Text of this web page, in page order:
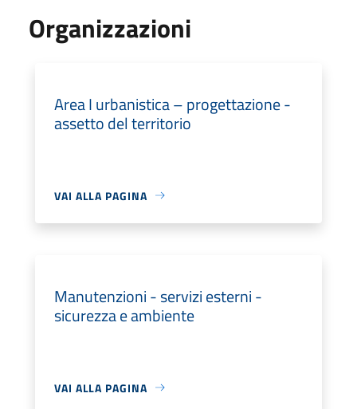
Organizzazioni
Area I urbanistica – progettazione -
assetto del territorio
VAI ALLA PAGINA
Manutenzioni - servizi esterni -
sicurezza e ambiente
VAI ALLA PAGINA